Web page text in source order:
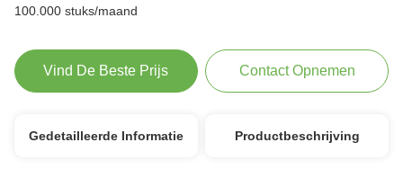
100.000 stuks/maand
Vind De Beste Prijs Contact Opnemen
Gedetailleerde Informatie Productbeschrijving